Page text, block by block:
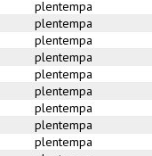
e-mail)
plentempa
plentempa
e-mail)plentempa
plentempa
e-mail)plentempa
plentempa
plentempa
plentempa
e-mail)plentempa